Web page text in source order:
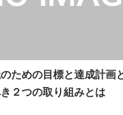
ための目標と達成計画
２つの取り組みとは